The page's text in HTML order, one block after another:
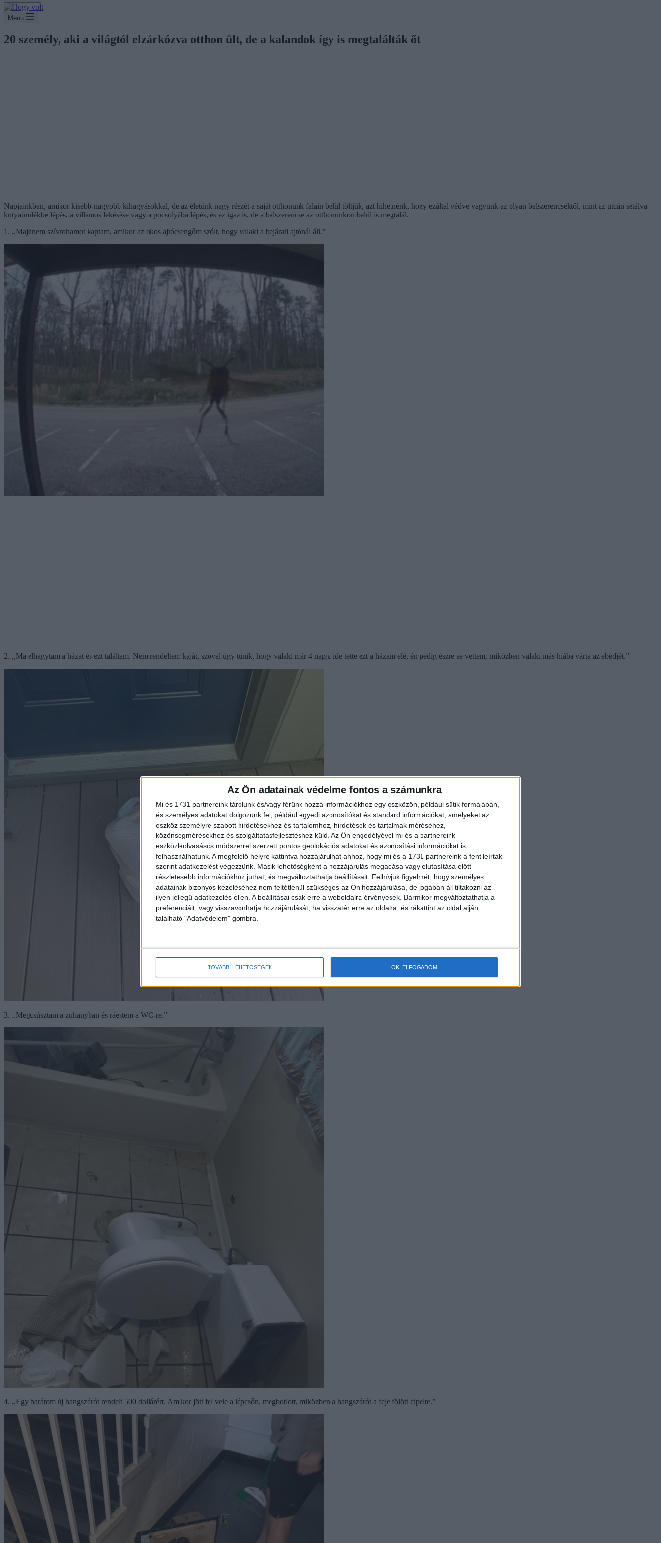
Az Ön adatainak védelme fontos a számunkra
Mi és 1731 partnereink tárolunk és/vagy férünk hozzá információkhoz egy eszközön, például sütik formájában,
és személyes adatokat dolgozunk fel, például egyedi azonosítókat és standard információkat, amelyeket az
eszköz személyre szabott hirdetésekhez és tartalomhoz, hirdetések és tartalmak méréséhez,
közönségmérésekhez és szolgáltatásfejlesztéshez küld. Az Ön engedélyével mi és a partnereink
eszközleolvasásos módszerrel szerzett pontos geolokációs adatokat és azonosítási információkat is
felhasználhatunk. A megfelelő helyre kattintva hozzájárulhat ahhoz, hogy mi és a 1731 partnereink a fent leírtak
szerint adatkezelést végezzünk. Másik lehetőségként a hozzájárulás megadása vagy elutasítása előtt
részletesebb információkhoz juthat, és megváltoztathatja beállításait. Felhívjuk figyelmét, hogy személyes
adatainak bizonyos kezeléséhez nem feltétlenül szükséges az Ön hozzájárulása, de jogában áll tiltakozni az
ilyen jellegű adatkezelés ellen. A beállításai csak erre a weboldalra érvényesek. Bármikor megváltoztathatja a
preferenciáit, vagy visszavonhatja hozzájárulását, ha visszatér erre az oldalra, és rákattint az oldal alján
található "Adatvédelem" gombra.
TOVÁBBI LEHETŐSÉGEK OK, ELFOGADOM
Menu
20 személy, aki a világtól elzárkózva otthon ült, de a kalandok így is megtalálták őt
Napjainkban, amikor kisebb-nagyobb kihagyásokkal, de az életünk nagy részét a saját otthonunk falain belül töltjük, azt hihetnénk, hogy ezáltal védve vagyunk az olyan balszerencséktől, mint az utcán sétálva
kutyaürülékbe lépés, a villamos lekésése vagy a pocsolyába lépés, és ez igaz is, de a balszerencse az otthonunkon belül is megtalál.
1. ,,Majdnem szívrohamot kaptam, amikor az okos ajtócsengőm szólt, hogy valaki a bejárati ajtónál áll.”
2. ,,Ma elhagytam a házat és ezt találtam. Nem rendeltem kaját, szóval úgy tűnik, hogy valaki már 4 napja ide tette ezt a házam elé, én pedig észre se vettem, miközben valaki más hiába várta az ebédjét.”
3. ,,Megcsúsztam a zuhanyban és ráestem a WC-re.”
4. ,,Egy barátom új hangszórót rendelt 500 dollárért. Amikor jött fel vele a lépcsőn, megbotlott, miközben a hangszórót a feje fölött cipelte.”